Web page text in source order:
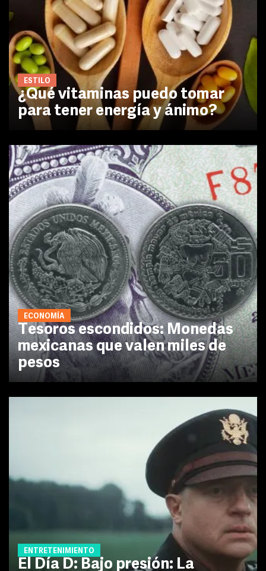
ESTILO
¿Qué vitaminas puedo tomar
para tener energía y ánimo?
ECONOMÍA
Tesoros escondidos: Monedas
mexicanas que valen miles de
pesos
ENTRETENIMIENTO
El Día D: Bajo presión: La